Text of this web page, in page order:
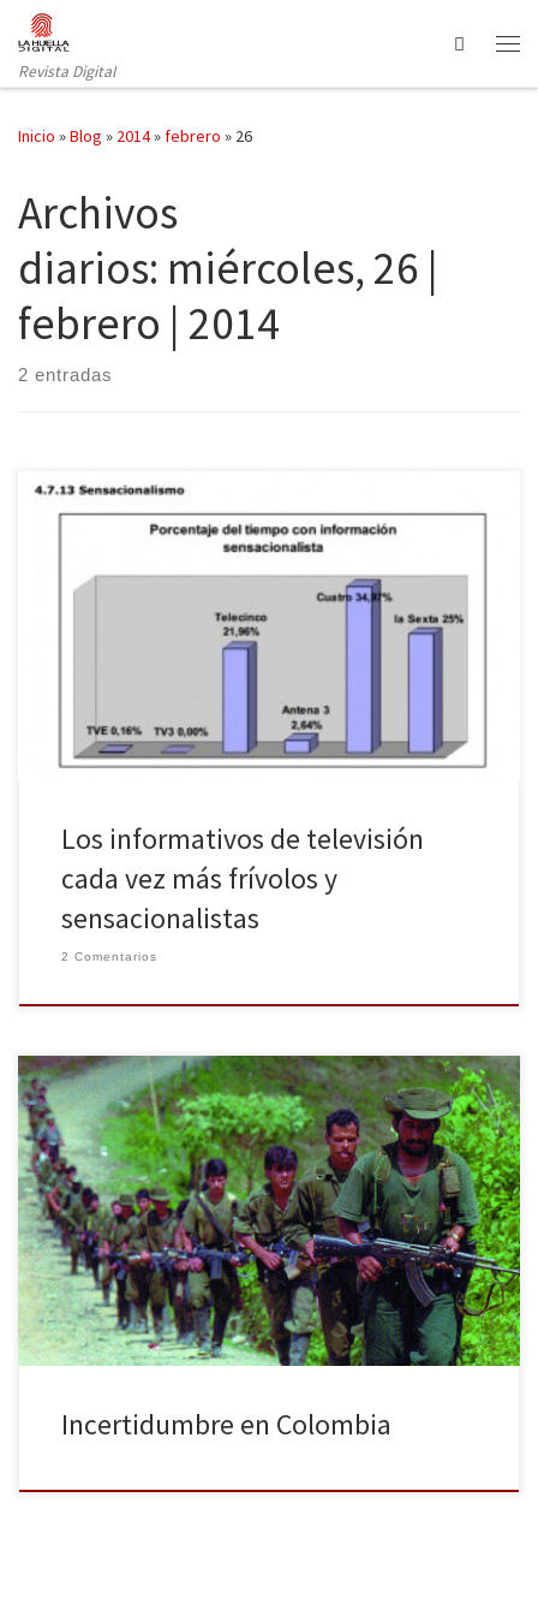
Saltar al contenido
Revista Digital
Search
Inicio »Blog » 2014»febrero » 26
Archivos
diarios: miércoles, 26 |
febrero | 2014
2 entradas
mantienen como primer objetivo entretener en lugar de informar
y no dedican tiempo a contextualizar las noticias ofrecidas. Estas
son algunas de las conclusiones que mantiene un estudio
Los informativos de televisión
cada vez más frívolos y
sensacionalistas
2 Comentarios
Después de las revelaciones que la revista Semana publicó sobre
las escuchas ilegales del Ejército a los negociadores de paz del
Gobierno colombiano, se han vuelto a interceptar nuevas
conversaciones entre periodistas con miembros de las Fuerzas
Armadas Revolucionarias de Colombia (FARC) en La Habana. En
dichos diálogos, el grupo insurgente […]
Incertidumbre en Colombia